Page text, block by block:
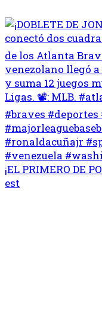
¡EL PRIMERO DE
est